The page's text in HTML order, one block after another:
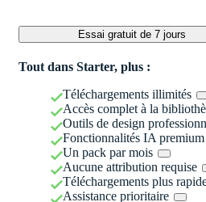
Essai gratuit de 7 jours
Tout dans Starter, plus :
Téléchargements illimités
Accès complet à la
Outils de design
Fonctionnalités IA premium
Un pack par mois
Aucune attribution requise
Téléchargements plus
Assistance prioritaire